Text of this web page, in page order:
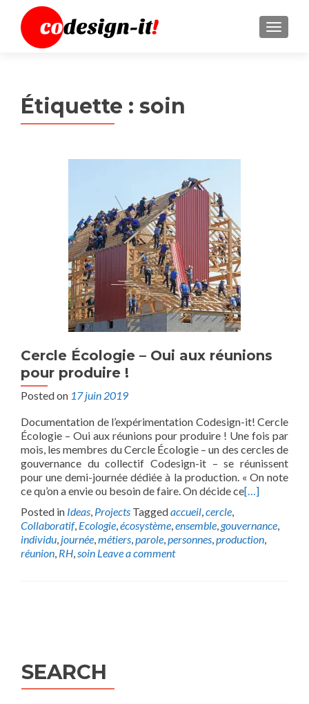
MENU
Étiquette : soin
Cercle Écologie – Oui aux réunions
pour produire !
Posted on 17 juin 2019
Documentation de l’expérimentation Codesign-it! Cercle
Écologie – Oui aux réunions pour produire ! Une fois par
mois, les membres du Cercle Écologie – un des cercles de
gouvernance du collectif Codesign-it – se réunissent
pour une demi-journée dédiée à la production. « On note
ce qu’on a envie ou besoin de faire. On décide ce[…]
Posted in Ideas, Projects Taggedaccueil,cercle,
Collaboratif, Ecologie,écosystème,ensemble,gouvernance,
individu, journée,métiers,parole,personnes,production,
réunion, RH,soin Leave a comment
SEARCH